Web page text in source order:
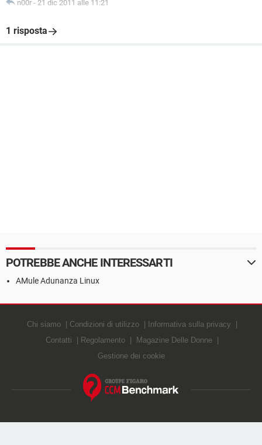
n00r - 21 dic 2011 alle 11:21
1 risposta
POTREBBE ANCHE INTERESSARTI
AMule Adunanza Linux
Chi siamo Condizioni di utilizzo
Informativa sulla privacy
Contatti
Regolamento
Magazine Delle Donne
Gestione dei cookie